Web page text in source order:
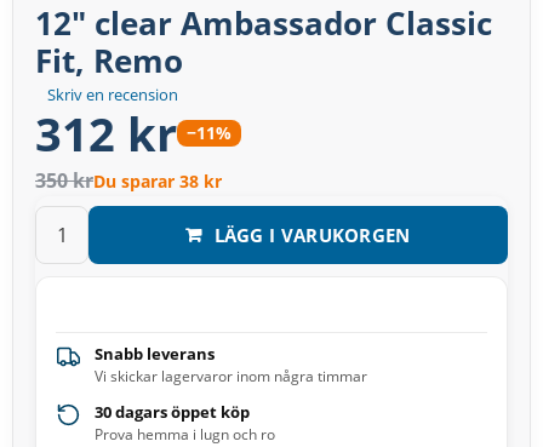
Skriv en recension
12" clear Ambassador Classic
Fit, Remo
312 kr −11%
350 krDu sparar 38 kr
LÄGG I VARUKORGEN
Snabb leverans
Vi skickar lagervaror inom några timmar
30 dagars öppet köp
Prova hemma i lugn och ro